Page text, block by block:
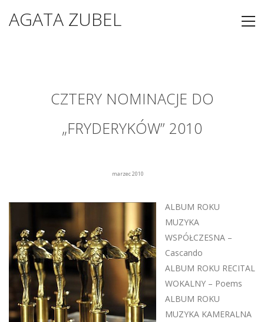
AGATA ZUBEL
CZTERY NOMINACJE DO
„FRYDERYKÓW” 2010
marzec 2010
ALBUM ROKU
MUZYKA
WSPÓŁCZESNA –
Cascando
ALBUM ROKU RECITAL
WOKALNY – Poems
ALBUM ROKU
MUZYKA KAMERALNA